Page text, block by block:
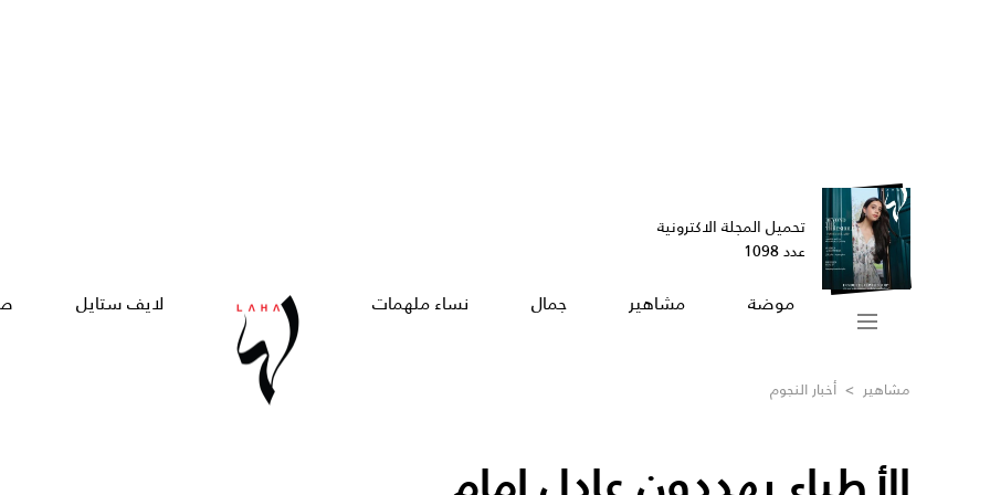
تحميل المجلة الاكترونية
عدد 1098
موضة مشاهير جمال نساء ملهمات لايف ستايل
مشاهير > أخبار النجوم